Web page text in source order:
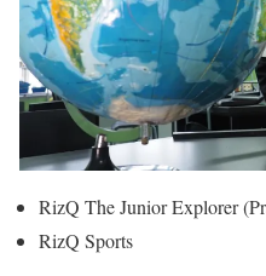
RizQ The Junior Explorer
RizQ Sports